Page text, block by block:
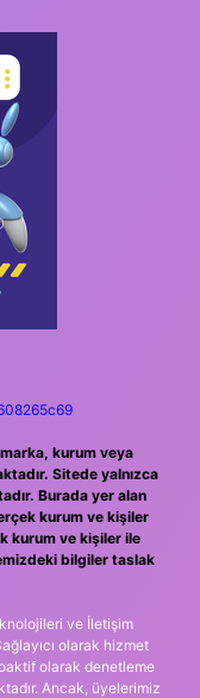
kurum veya
Sitede yalnızca
Burada yer alan
kurum ve kişiler
kurum ve kişiler ile
bilgiler taslak
ve İletişim
olarak hizmet
olarak denetleme
Ancak, üyelerimiz